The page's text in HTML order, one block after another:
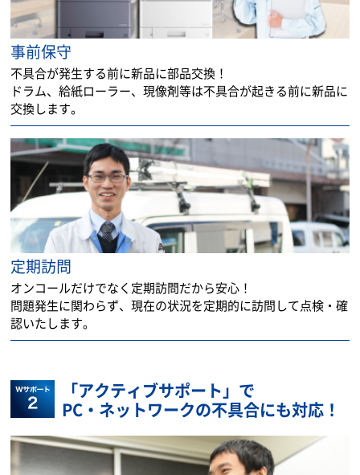
事前保守
不具合が発生する前に新品に部品交換！
ドラム、給紙ローラー、現像剤等は不具合が起きる前に新品に
交換します。
定期訪問
オンコールだけでなく定期訪問だから安心！
問題発生に関わらず、現在の状況を定期的に訪問して点検・確
認いたします。
「アクティブサポート」で
PC・ネットワークの不具合にも対応！